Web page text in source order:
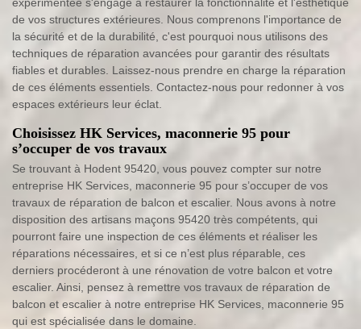
expérimentée s'engage à restaurer la fonctionnalité et l'esthétique
de vos structures extérieures. Nous comprenons l'importance de
la sécurité et de la durabilité, c'est pourquoi nous utilisons des
techniques de réparation avancées pour garantir des résultats
fiables et durables. Laissez-nous prendre en charge la réparation
de ces éléments essentiels. Contactez-nous pour redonner à vos
espaces extérieurs leur éclat.
Choisissez HK Services, maconnerie 95 pour
s’occuper de vos travaux
Se trouvant à Hodent 95420, vous pouvez compter sur notre
entreprise HK Services, maconnerie 95 pour s’occuper de vos
travaux de réparation de balcon et escalier. Nous avons à notre
disposition des artisans maçons 95420 très compétents, qui
pourront faire une inspection de ces éléments et réaliser les
réparations nécessaires, et si ce n’est plus réparable, ces
derniers procéderont à une rénovation de votre balcon et votre
escalier. Ainsi, pensez à remettre vos travaux de réparation de
balcon et escalier à notre entreprise HK Services, maconnerie 95
qui est spécialisée dans le domaine.